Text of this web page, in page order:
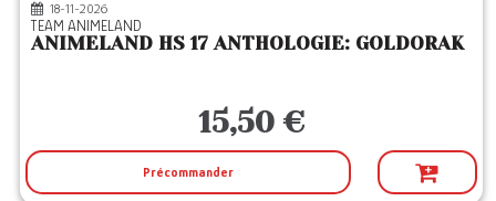
18-11-2026
TEAM ANIMELAND
ANIMELAND HS 17 ANTHOLOGIE: GOLDORAK
15,50 €
Précommander